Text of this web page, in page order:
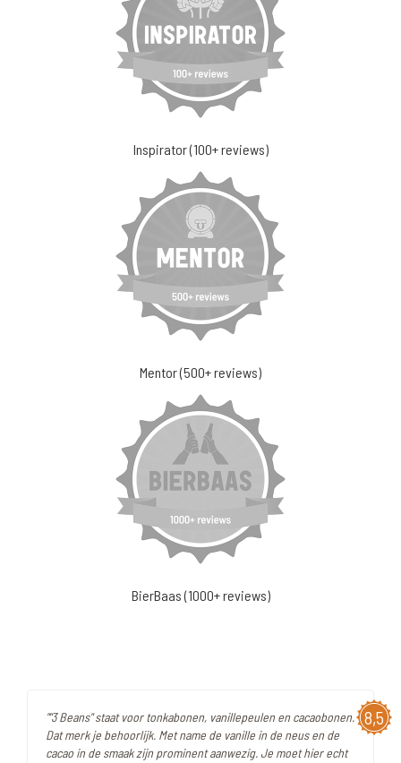
Inspirator (100+ reviews)
Mentor (500+ reviews)
BierBaas (1000+ reviews)
8,5
""3 Beans" staat voor tonkabonen, vanillepeulen en cacaobonen.
Dat merk je behoorlijk. Met name de vanille in de neus en de
cacao in de smaak zijn prominent aanwezig. Je moet hier echt